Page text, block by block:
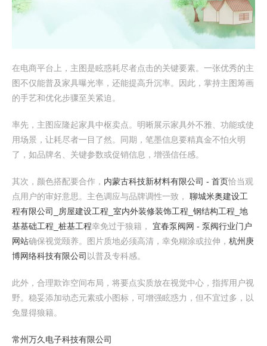
在电商平台上，主图是眩惑耗尽者点击的关键要素。一张优秀的主
图不仅能普及家具曝光率，还能提高升沉率。因此，掌持主图筹画
的手艺和优化步骤至关紧迫。
率先，主图应隆起家具中枢卖点。明晰展示家具外不雅、功能或使
用场景，让耗尽者一目了然。同期，笔墨信息要精真金不怕火明
了，如品牌名、关键参数或促销信息，增强信任感。
其次，颜色搭配要合作， 内蒙古科技新材料有限公司 - 首页恰当观
点用户的审好意思。主色调应与品牌调性一致， 聊城米奥建设工
程有限公司_房屋建设工程_室内外装修装饰工程_钢结构工程_地
基基础工程_桩基工程幸免过于狼籍， 宜春泵阀网 - 泵阀行业门户
网站确保视觉颐养。图片质地必须高清，幸免糊涂或拉伸， 杭州庚
博网络科技有限公司 以普及专科感。
此外，合理欺诈空间布局，将要点实质放在视觉中心，指挥用户视
野。稳妥添加动态元素或小图标，可增强眩惑力，但不宜过多，以
免显得狼籍。
常州万久电子科技有限公司